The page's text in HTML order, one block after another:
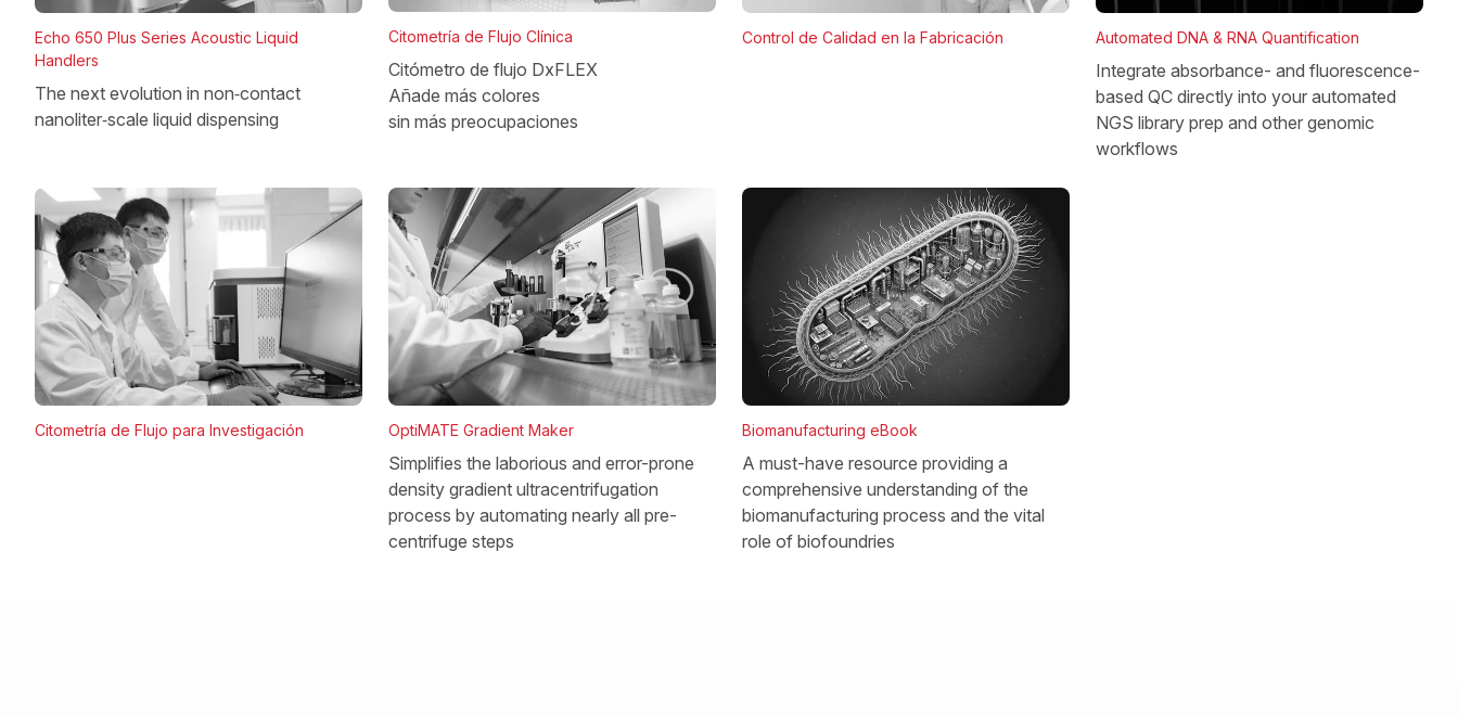
Echo 650 Plus Series Acoustic Liquid
Handlers
The next evolution in non‑contact
nanoliter‑scale liquid dispensing
Citometría de Flujo Clínica
Citómetro de flujo DxFLEX
Añade más colores
sin más preocupaciones
Control de Calidad en la Fabricación Automated DNA & RNA Quantification
Integrate absorbance- and fluorescence-
based QC directly into your automated
NGS library prep and other genomic
workflows
Citometría de Flujo para Investigación OptiMATE Gradient Maker
Simplifies the laborious and error-prone
density gradient ultracentrifugation
process by automating nearly all pre-
centrifuge steps
Biomanufacturing eBook
A must-have resource providing a
comprehensive understanding of the
biomanufacturing process and the vital
role of biofoundries